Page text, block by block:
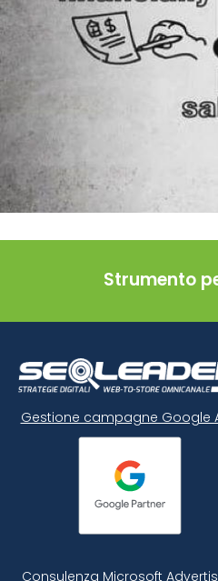
Strumento
Gestione campagne Google
Consulenza Microsoft